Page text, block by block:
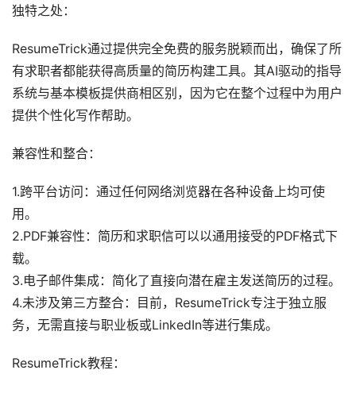
独特之处：
ResumeTrick通过提供完全免费的服务脱颖而出，确保了所
有求职者都能获得高质量的简历构建工具。其AI驱动的指导
系统与基本模板提供商相区别，因为它在整个过程中为用户
提供个性化写作帮助。
兼容性和整合：
1.跨平台访问：通过任何网络浏览器在各种设备上均可使
用。
2.PDF兼容性：简历和求职信可以以通用接受的PDF格式下
载。
3.电子邮件集成：简化了直接向潜在雇主发送简历的过程。
4.未涉及第三方整合：目前，ResumeTrick专注于独立服
务，无需直接与职业板或LinkedIn等进行集成。
ResumeTrick教程：